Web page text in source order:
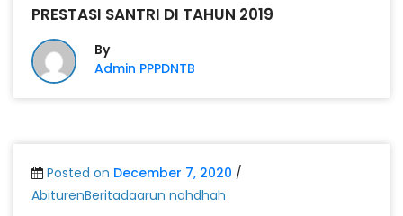
PRESTASI SANTRI DI TAHUN 2019
By
Admin PPPDNTB
Posted on December 7, 2020 /
AbiturenBeritadaarun nahdhah